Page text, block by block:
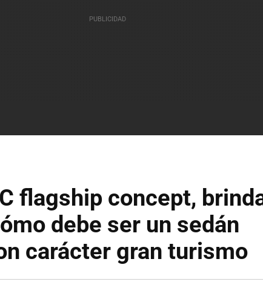
flagship concept,
debe ser un sedán
carácter gran turismo